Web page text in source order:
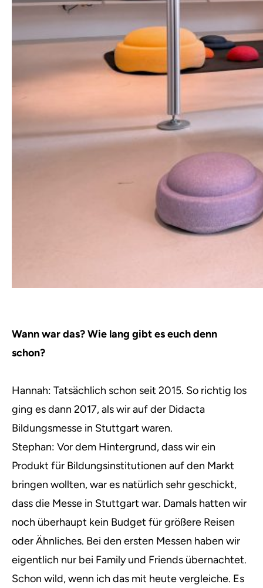
Wann war das? Wie lang gibt es euch denn
schon?
Hannah: Tatsächlich schon seit 2015. So richtig los
ging es dann 2017, als wir auf der Didacta
Bildungsmesse in Stuttgart waren.
Stephan: Vor dem Hintergrund, dass wir ein
Produkt für Bildungsinstitutionen auf den Markt
bringen wollten, war es natürlich sehr geschickt,
dass die Messe in Stuttgart war. Damals hatten wir
noch überhaupt kein Budget für größere Reisen
oder Ähnliches. Bei den ersten Messen haben wir
eigentlich nur bei Family und Friends übernachtet.
Schon wild, wenn ich das mit heute vergleiche. Es